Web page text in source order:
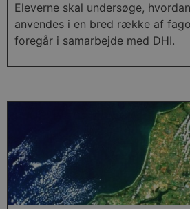
Eleverne skal undersøge,
anvendes i en bred række af
foregår i samarbejde med DHI.